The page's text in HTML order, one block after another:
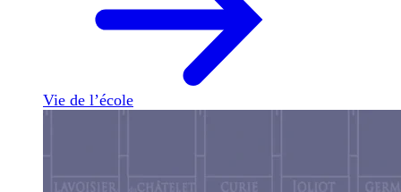
Vie de l’école